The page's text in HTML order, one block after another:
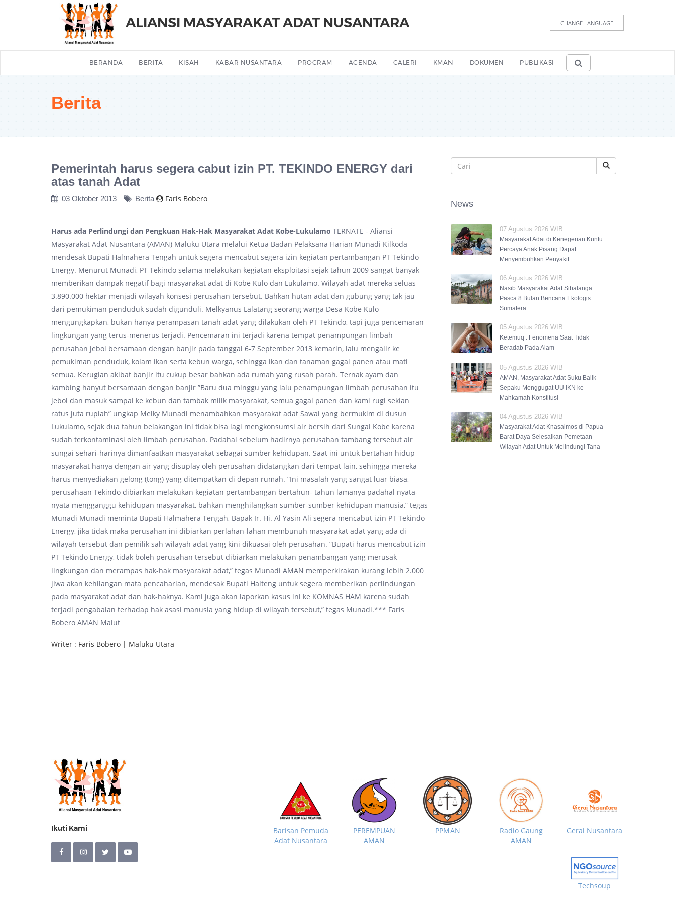
ALIANSI MASYARAKAT ADAT NUSANTARA CHANGE LANGUAGE
BERANDA BERITA KISAH KABAR NUSANTARA PROGRAM AGENDA GALERI KMAN DOKUMEN PUBLIKASI
Berita
Pemerintah harus segera cabut izin PT. TEKINDO ENERGY dari
atas tanah Adat
03 Oktober 2013 Berita Faris Bobero
Harus ada Perlindungi dan Pengkuan Hak-Hak Masyarakat Adat Kobe-Lukulamo TERNATE - Aliansi
Masyarakat Adat Nusantara (AMAN) Maluku Utara melalui Ketua Badan Pelaksana Harian Munadi Kilkoda
mendesak Bupati Halmahera Tengah untuk segera mencabut segera izin kegiatan pertambangan PT Tekindo
Energy. Menurut Munadi, PT Tekindo selama melakukan kegiatan eksploitasi sejak tahun 2009 sangat banyak
memberikan dampak negatif bagi masyarakat adat di Kobe Kulo dan Lukulamo. Wilayah adat mereka seluas
3.890.000 hektar menjadi wilayah konsesi perusahan tersebut. Bahkan hutan adat dan gubung yang tak jau
dari pemukiman penduduk sudah digunduli. Melkyanus Lalatang seorang warga Desa Kobe Kulo
mengungkapkan, bukan hanya perampasan tanah adat yang dilakukan oleh PT Tekindo, tapi juga pencemaran
lingkungan yang terus-menerus terjadi. Pencemaran ini terjadi karena tempat penampungan limbah
perusahan jebol bersamaan dengan banjir pada tanggal 6-7 September 2013 kemarin, lalu mengalir ke
pemukiman penduduk, kolam ikan serta kebun warga, sehingga ikan dan tanaman gagal panen atau mati
semua. Kerugian akibat banjir itu cukup besar bahkan ada rumah yang rusah parah. Ternak ayam dan
kambing hanyut bersamaan dengan banjir ”Baru dua minggu yang lalu penampungan limbah perusahan itu
jebol dan masuk sampai ke kebun dan tambak milik masyarakat, semua gagal panen dan kami rugi sekian
ratus juta rupiah” ungkap Melky Munadi menambahkan masyarakat adat Sawai yang bermukim di dusun
Lukulamo, sejak dua tahun belakangan ini tidak bisa lagi mengkonsumsi air bersih dari Sungai Kobe karena
sudah terkontaminasi oleh limbah perusahan. Padahal sebelum hadirnya perusahan tambang tersebut air
sungai sehari-harinya dimanfaatkan masyarakat sebagai sumber kehidupan. Saat ini untuk bertahan hidup
masyarakat hanya dengan air yang disuplay oleh perusahan didatangkan dari tempat lain, sehingga mereka
harus menyediakan gelong (tong) yang ditempatkan di depan rumah. ”Ini masalah yang sangat luar biasa,
perusahaan Tekindo dibiarkan melakukan kegiatan pertambangan bertahun- tahun lamanya padahal nyata-
nyata mengganggu kehidupan masyarakat, bahkan menghilangkan sumber-sumber kehidupan manusia,” tegas
Munadi Munadi meminta Bupati Halmahera Tengah, Bapak Ir. Hi. Al Yasin Ali segera mencabut izin PT Tekindo
Energy, jika tidak maka perusahan ini dibiarkan perlahan-lahan membunuh masyarakat adat yang ada di
wilayah tersebut dan pemilik sah wilayah adat yang kini dikuasai oleh perusahan. ”Bupati harus mencabut izin
PT Tekindo Energy, tidak boleh perusahan tersebut dibiarkan melakukan penambangan yang merusak
lingkungan dan merampas hak-hak masyarakat adat,” tegas Munadi AMAN memperkirakan kurang lebih 2.000
jiwa akan kehilangan mata pencaharian, mendesak Bupati Halteng untuk segera memberikan perlindungan
pada masyarakat adat dan hak-haknya. Kami juga akan laporkan kasus ini ke KOMNAS HAM karena sudah
terjadi pengabaian terhadap hak asasi manusia yang hidup di wilayah tersebut,” tegas Munadi.*** Faris
Bobero AMAN Malut
Writer : Faris Bobero | Maluku Utara
News
07 Agustus 2026 WIB
Masyarakat Adat di Kenegerian Kuntu
Percaya Anak Pisang Dapat
Menyembuhkan Penyakit
06 Agustus 2026 WIB
Nasib Masyarakat Adat Sibalanga
Pasca 8 Bulan Bencana Ekologis
Sumatera
05 Agustus 2026 WIB
Ketemuq : Fenomena Saat Tidak
Beradab Pada Alam
05 Agustus 2026 WIB
AMAN, Masyarakat Adat Suku Balik
Sepaku Menggugat UU IKN ke
Mahkamah Konstitusi
04 Agustus 2026 WIB
Masyarakat Adat Knasaimos di Papua
Barat Daya Selesaikan Pemetaan
Wilayah Adat Untuk Melindungi Tana
Ikuti Kami
Barisan Pemuda
Adat Nusantara
PEREMPUAN
AMAN
PPMAN
Radio Gaung
AMAN
Gerai Nusantara
Techsoup